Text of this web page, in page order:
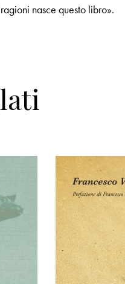
nasce questo libro».